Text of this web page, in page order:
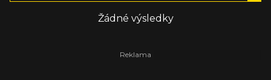
Žádné výsledky